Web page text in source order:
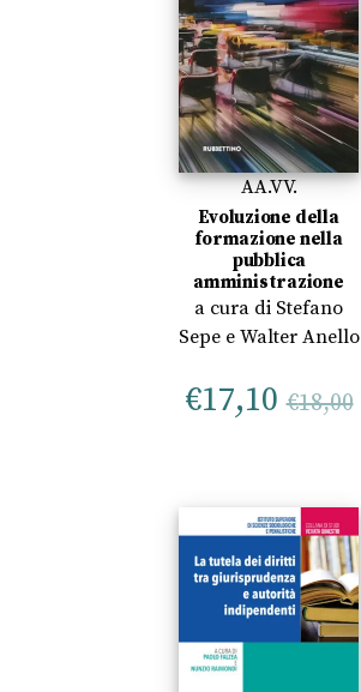
AA.VV.
Evoluzione della
formazione nella
pubblica
amministrazione
a cura di Stefano
Sepee Walter Anello
€17,10 €18,00